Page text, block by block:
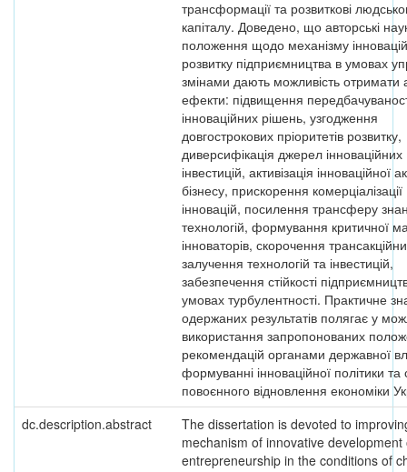
трансформації та розвиткові
капіталу. Доведено, що авторські
положення щодо механізму
розвитку підприємництва в умовах
змінами дають можливість отримати
ефекти: підвищення
інноваційних рішень, узгодження
довгострокових пріоритетів розвитку,
диверсифікація джерел інноваційних
інвестицій, активізація інноваційної
бізнесу, прискорення комерціалізації
інновацій, посилення трансферу
технологій, формування критичної
інноваторів, скорочення
залучення технологій та інвестицій,
забезпечення стійкості
умовах турбулентності. Практичне
одержаних результатів полягає у
використання запропонованих
рекомендацій органами державної
формуванні інноваційної політики та
повоєнного відновлення економіки
dc.description.abstract
The dissertation is devoted to
mechanism of innovative development
entrepreneurship in the conditions of